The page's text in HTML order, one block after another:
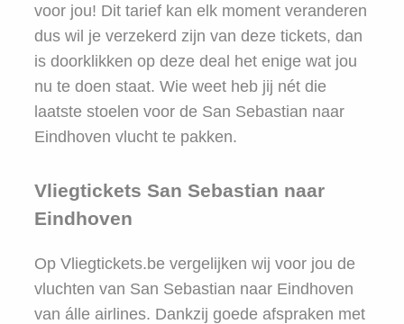
voor jou! Dit tarief kan elk moment veranderen
dus wil je verzekerd zijn van deze tickets, dan
is doorklikken op deze deal het enige wat jou
nu te doen staat. Wie weet heb jij nét die
laatste stoelen voor de San Sebastian naar
Eindhoven vlucht te pakken.
Vliegtickets San Sebastian naar
Eindhoven
Op Vliegtickets.be vergelijken wij voor jou de
vluchten van San Sebastian naar Eindhoven
van álle airlines. Dankzij goede afspraken met